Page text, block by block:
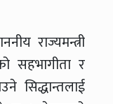
राज्यमन्त्री
सहभागीता र
सिद्धान्तलाई